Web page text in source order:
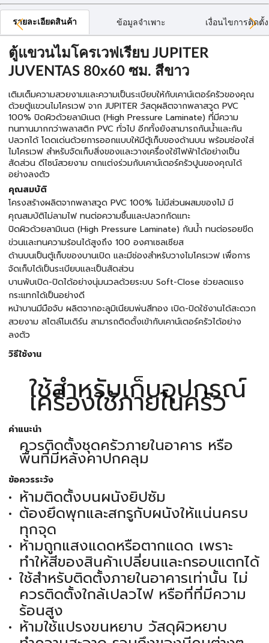
รายละเอียดสินค้า ข้อมูลจำเพาะ เงื่อนไขการติดตั้ง
ตู้แขวนไมโครเวฟเรียบ JUPITER
JUVENTAS 80x60 ซม. สีขาว
เติมเต็มความสวยงามและความเป็นระเบียบให้กับเคาน์เตอร์ครัวของคุณ
ด้วยตู้แขวนไมโครเวฟ จาก JUPITER วัสดุผลิตจากพลาสวูด PVC
100% ปิดผิวด้วยลามิเนต (High Pressure Laminate) ที่มีความ
ทนทานมากกว่าพลาสติก PVC ทั่วไป อีกทั้งยังสามารถกันน้ำและกัน
ปลวกได้ โดดเด่นด้วยการออกแบบให้มีตู้เก็บของด้านบน พร้อมช่องใส่
ไมโครเวฟ สำหรับจัดเก็บสิ่งของและวางเครื่องใช้ไฟฟ้าได้อย่างเป็น
สัดส่วน ดีไซน์สวยงาม ตกแต่งร่วมกับเคาน์เตอร์ครัวปูนของคุณได้
อย่างลงตัว
คุณสมบัติ
โครงสร้างผลิตจากพลาสวูด PVC 100% ไม่มีส่วนผสมของไม้ มี
คุณสมบัติไม่ลามไฟ ทนต่อความชื้นและปลวกกัดแทะ
ปิดผิวด้วยลามิเนต (High Pressure Laminate) กันน้ำ ทนต่อรอยขีด
ข่วนและทนความร้อนได้สูงถึง 100 องศาเซลเซียส
ด้านบนเป็นตู้เก็บของบานเปิด และมีช่องสำหรับวางไมโครเวฟ เพื่อการ
จัดเก็บได้เป็นระเบียบและเป็นสัดส่วน
บานพับเปิด-ปิดได้อย่างนุ่มนวลด้วยระบบ Soft-Close ช่วยลดแรง
กระแทกได้เป็นอย่างดี
หน้าบานมีมือจับ ผลิตจากอะลูมิเนียมพ่นสีทอง เปิด-ปิดใช้งานได้สะดวก
สวยงาม สไตล์โมเดิร์น สามารถติดตั้งเข้ากับเคาน์เตอร์ครัวได้อย่าง
ลงตัว
วิธีใช้งาน
ใช้สำหรับเก็บอุปกรณ์
เครื่องใช้ภายในครัว
คำแนะนำ
ควรติดตั้งชุดครัวภายในอาคาร หรือ
พื้นที่มีหลังคาปกคลุม
ข้อควรระวัง
ห้ามติดตั้งบนผนังยิปซัม
ต้องยึดพุกและสกรูกับผนังให้แน่นครบ
ทุกจุด
ห้ามถูกแสงแดดหรือตากแดด เพราะ
ทำให้สีของสินค้าเปลี่ยนและกรอบแตกได้
ใช้สำหรับติดตั้งภายในอาคารเท่านั้น ไม่
ควรติดตั้งใกล้เปลวไฟ หรือที่ที่มีความ
ร้อนสูง
ห้ามใช้แปรงขนหยาบ วัสดุผิวหยาบ